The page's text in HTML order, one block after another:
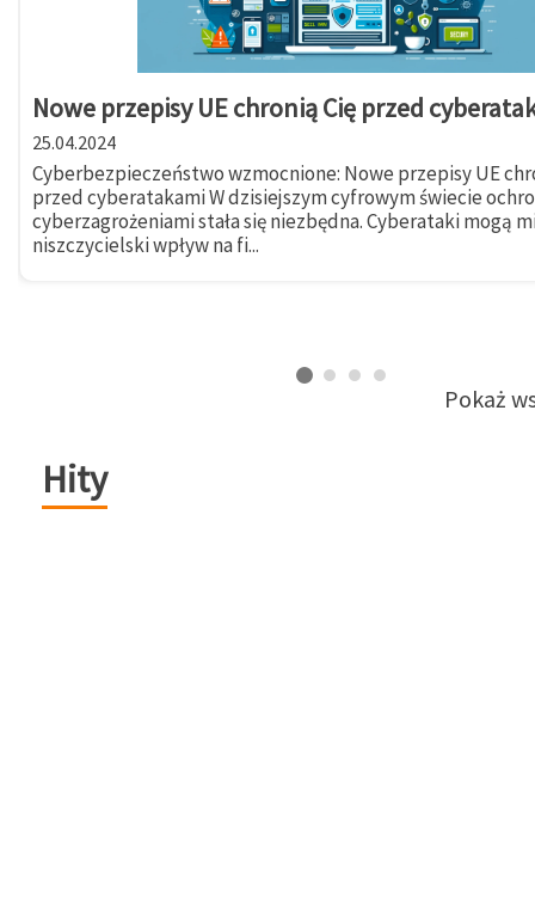
Nowe przepisy UE chronią Cię przed
25.04.2024
Cyberbezpieczeństwo wzmocnione: Nowe przepisy UE
przed cyberatakami W dzisiejszym cyfrowym świecie
cyberzagrożeniami stała się niezbędna. Cyberataki mogą
niszczycielski wpływ na fi...
Pokaż
Hity